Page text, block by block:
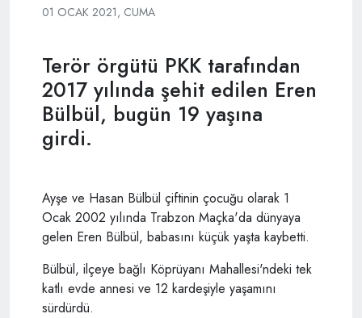
01 OCAK 2021, CUMA
Terör örgütü PKK tarafından
2017 yılında şehit edilen Eren
Bülbül, bugün 19 yaşına
girdi.
Ayşe ve Hasan Bülbül çiftinin çocuğu olarak 1
Ocak 2002 yılında Trabzon Maçka'da dünyaya
gelen Eren Bülbül, babasını küçük yaşta kaybetti.
Bülbül, ilçeye bağlı Köprüyanı Mahallesi'ndeki tek
katlı evde annesi ve 12 kardeşiyle yaşamını
sürdürdü.